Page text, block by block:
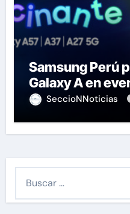
Samsung Perú
Galaxy A en
SeccioNNoticias